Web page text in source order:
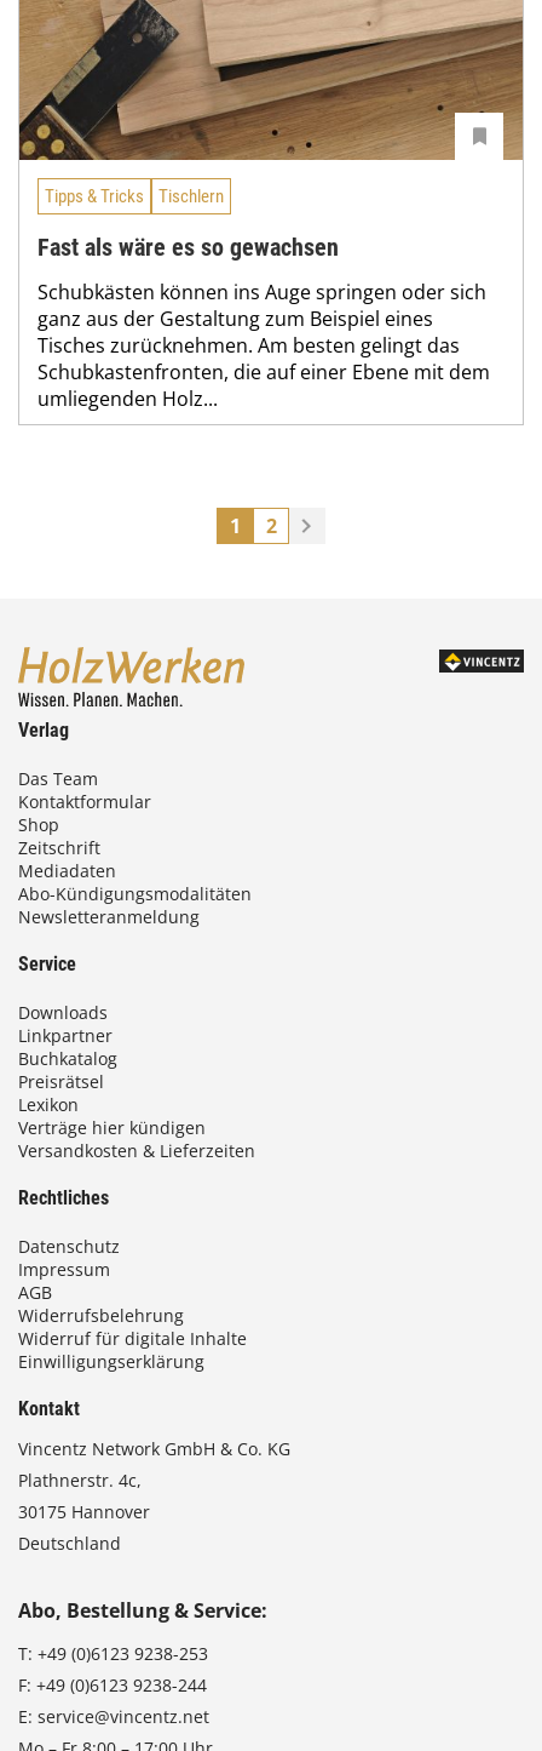
Tipps & Tricks Tischlern
Fast als wäre es so gewachsen
Schubkästen können ins Auge springen oder sich
ganz aus der Gestaltung zum Beispiel eines
Tisches zurücknehmen. Am besten gelingt das
Schubkastenfronten, die auf einer Ebene mit dem
umliegenden Holz...
1 2
Verlag
Das Team
Kontaktformular
Shop
Zeitschrift
Mediadaten
Abo-Kündigungsmodalitäten
Newsletteranmeldung
Service
Downloads
Linkpartner
Buchkatalog
Preisrätsel
Lexikon
Verträge hier kündigen
Versandkosten & Lieferzeiten
Rechtliches
Datenschutz
Impressum
AGB
Widerrufsbelehrung
Widerruf für digitale Inhalte
Einwilligungserklärung
Kontakt
Vincentz Network GmbH & Co. KG
Plathnerstr. 4c,
30175 Hannover
Deutschland
Abo, Bestellung & Service:
T: +49 (0)6123 9238-253
F: +49 (0)6123 9238-244
E: service@vincentz.net